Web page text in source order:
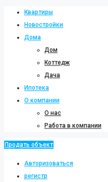
Квартиры
Новостройки
Дома
Дом
Коттедж
Дача
Ипотека
О компании
О нас
Работа в компании
Продать объект
Авторизоваться
регистр